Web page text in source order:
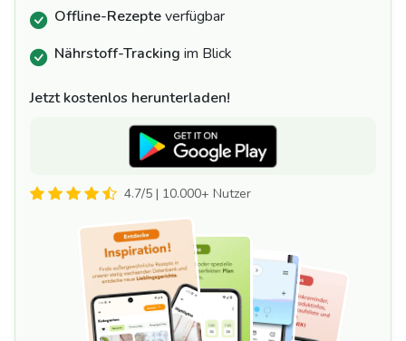
Offline-Rezepteverfügbar
Nährstoff-Tracking im Blick
Jetzt kostenlos herunterladen!
4.7/5 | 10.000+ Nutzer